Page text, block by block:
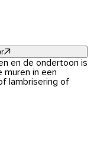
en de ondertoon is
in een
lambrisering of